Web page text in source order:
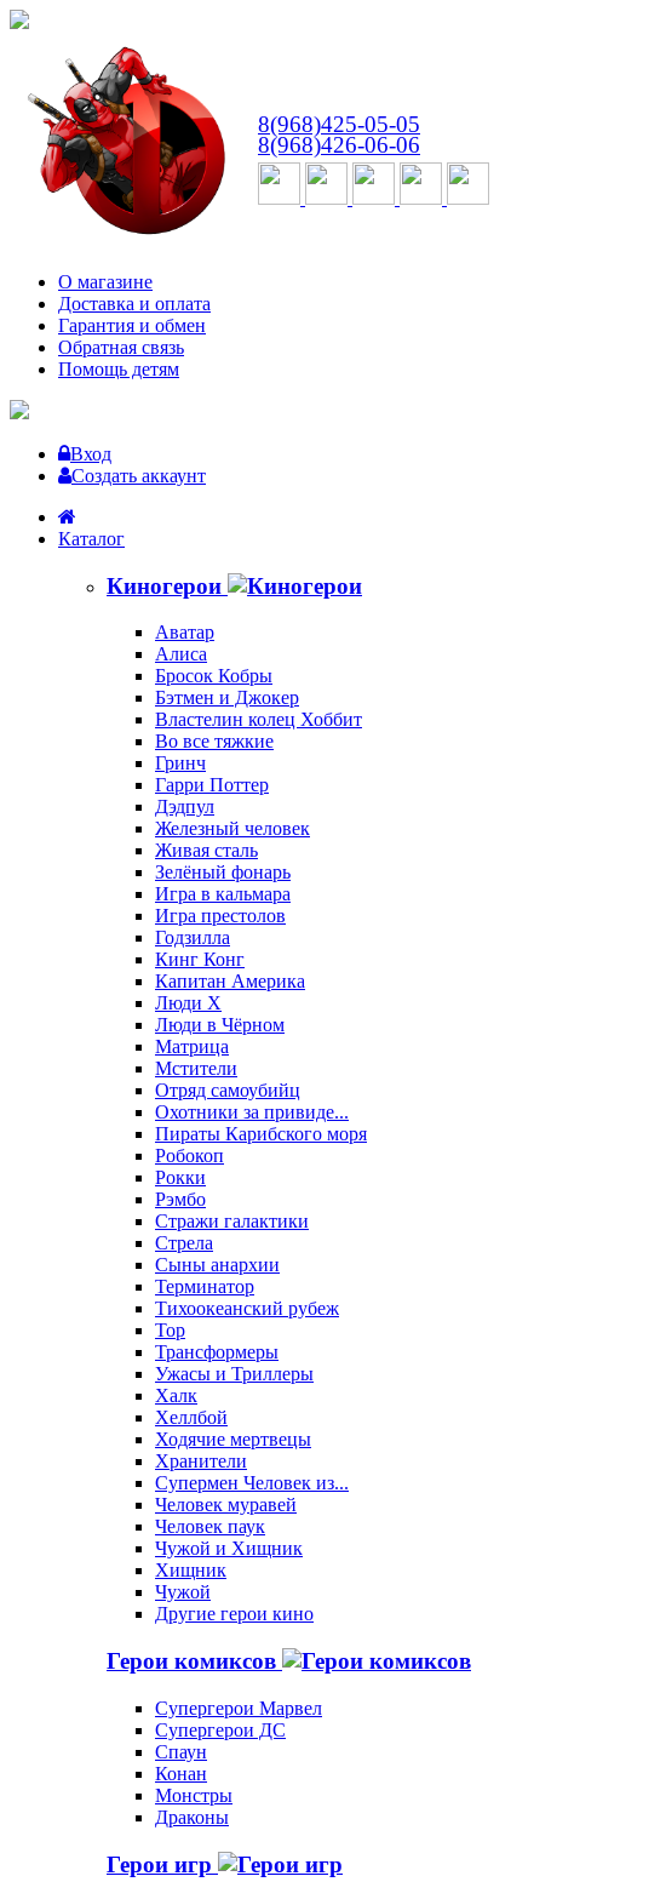
8(968)425-05-05
8(968)426-06-06
О магазине
Доставка и оплата
Гарантия и обмен
Обратная связь
Помощь детям
Вход
Создать аккаунт
Каталог
Киногерои
Аватар
Алиса
Бросок Кобры
Бэтмен и Джокер
Властелин колец Хоббит
Во все тяжкие
Гринч
Гарри Поттер
Дэдпул
Железный человек
Живая сталь
Зелёный фонарь
Игра в кальмара
Игра престолов
Годзилла
Кинг Конг
Капитан Америка
Люди X
Люди в Чёрном
Матрица
Мстители
Отряд самоубийц
Охотники за привиде...
Пираты Карибского моря
Робокоп
Рокки
Рэмбо
Стражи галактики
Стрела
Сыны анархии
Терминатор
Тихоокеанский рубеж
Тор
Трансформеры
Ужасы и Триллеры
Халк
Хеллбой
Ходячие мертвецы
Хранители
Супермен Человек из...
Человек муравей
Человек паук
Чужой и Хищник
Хищник
Чужой
Другие герои кино
Герои комиксов
Супергерои Марвел
Супергерои ДС
Спаун
Конан
Монстры
Драконы
Герои игр